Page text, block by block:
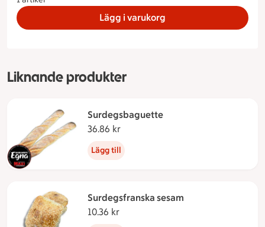
Lägg i varukorg
Liknande produkter
Surdegsbaguette
36.86 kr
Lägg till
Surdegsfranska sesam
10.36 kr